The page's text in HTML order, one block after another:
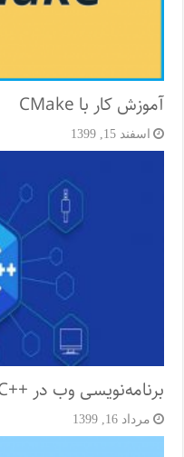
آموزش کار با CMake
اسفند 15, 1399
برنامه‌نویسی وب در ++C
مرداد 16, 1399